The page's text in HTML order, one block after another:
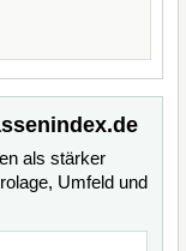
als stärker
Umfeld und